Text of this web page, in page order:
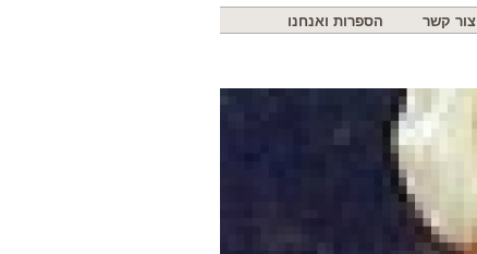
צור קשר הספרות ואנחנו